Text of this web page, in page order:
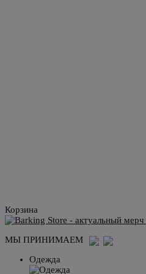
Корзина
МЫ ПРИНИМАЕМ
Одежда